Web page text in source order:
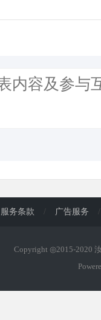
服务条款 / 广告服务 /
Copyright ◎2015-2020